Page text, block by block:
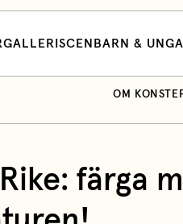
GALLERI SCEN BARN & UNGA
OM
färga